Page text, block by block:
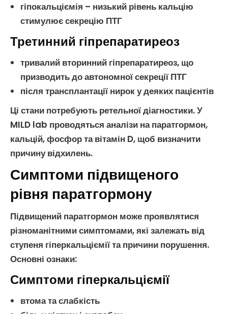
гіпокальціємія – низький рівень кальцію
стимулює секрецію ПТГ
Третинний гіпрепаратиреоз
тривалий вторинний гіпрепаратиреоз, що
призводить до автономної секреції ПТГ
після трансплантації нирок у деяких пацієнтів
Ці стани потребують ретельної діагностики. У
MILD lab проводяться аналізи на паратгормон,
кальцій,фосфортавітамін D, щоб визначити
причину відхилень.
Симптоми підвищеного
рівня паратгормону
Підвищений паратгормон може проявлятися
різноманітнимисимптомами, які залежать від
ступеня гіперкальцієміїта причини порушення.
Основні ознаки:
Симптоми гіперкальціємії
втома та слабкість